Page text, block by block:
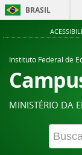
BRASIL
Instituto Federal de
MINISTÉRIO DA